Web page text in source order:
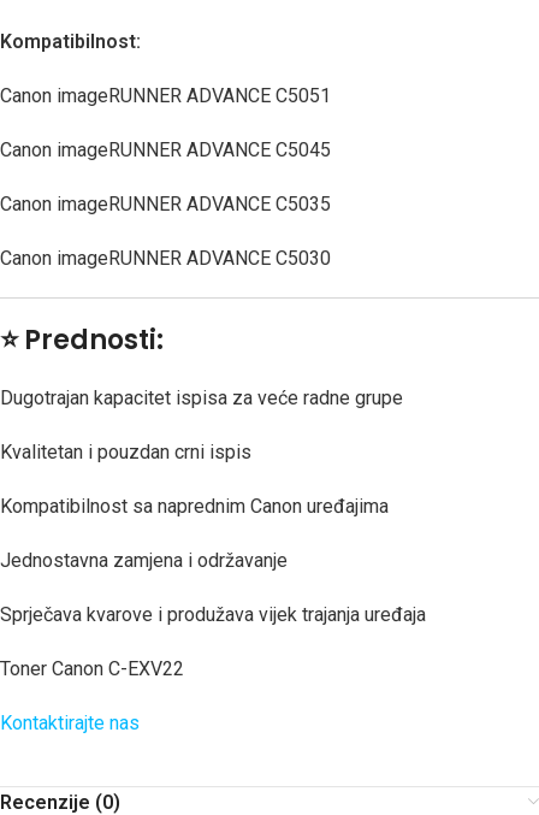
Kompatibilnost:
Canon imageRUNNER ADVANCE C5051
Canon imageRUNNER ADVANCE C5045
Canon imageRUNNER ADVANCE C5035
Canon imageRUNNER ADVANCE C5030
⭐Prednosti:
Dugotrajan kapacitet ispisa za veće radne grupe
Kvalitetan i pouzdan crni ispis
Kompatibilnost sa naprednim Canon uređajima
Jednostavna zamjena i održavanje
Sprječava kvarove i produžava vijek trajanja uređaja
Toner Canon C-EXV22
Kontaktirajte nas
Recenzije (0)